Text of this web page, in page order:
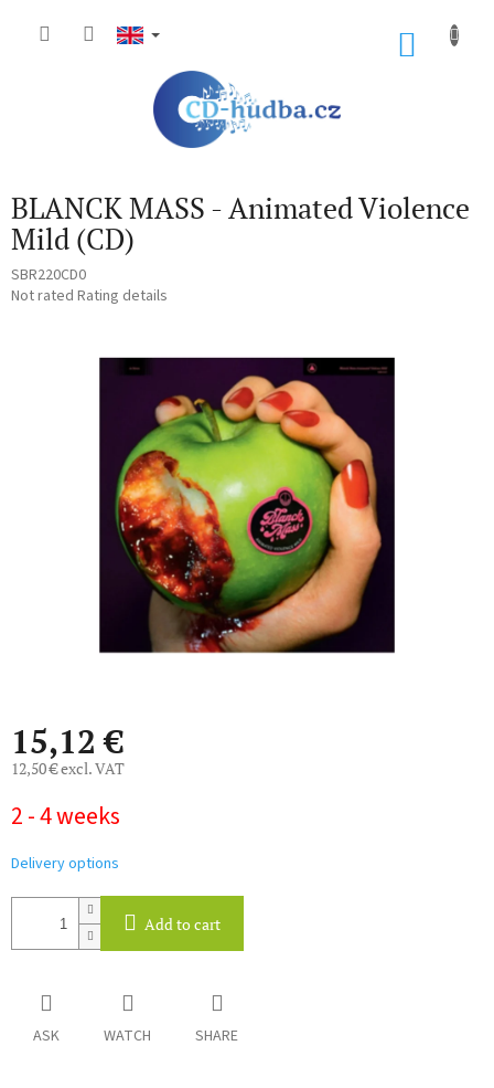
BLANCK MASS - Animated Violence
Mild (CD)
SBR220CD0
The
Not rated Rating details
15,12 €
12,50 € excl. VAT
price:
2 - 4 weeks
Delivery options
Add to cart
ASK WATCH SHARE